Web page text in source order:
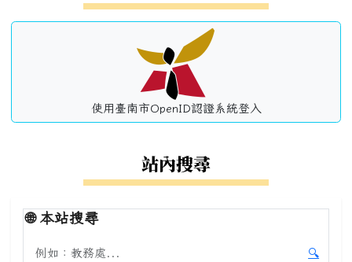
使用臺南市OpenID認證系統登入
站內搜尋
🌐本站搜尋
搜尋本站內容
🔍